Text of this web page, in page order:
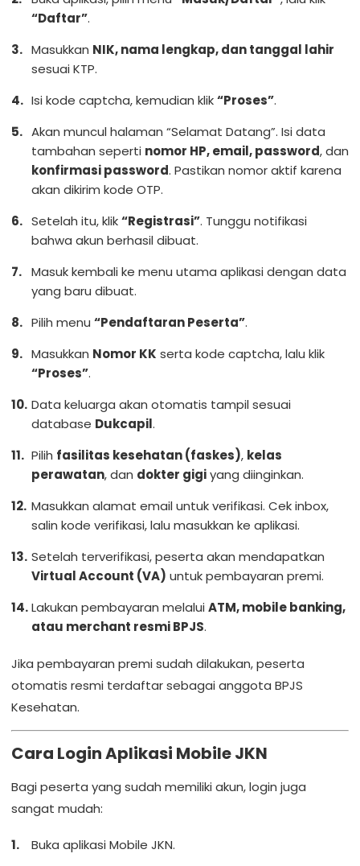
“Daftar”.
Masukkan NIK, nama lengkap, dan tanggal lahir
sesuai KTP.
Isi kode captcha, kemudian klik“Proses”.
Akan muncul halaman “Selamat Datang”. Isi data
tambahan seperti nomor HP, email, password, dan
konfirmasi password. Pastikan nomor aktif karena
akan dikirim kode OTP.
Setelah itu, klik“Registrasi”. Tunggu notifikasi
bahwa akun berhasil dibuat.
Masuk kembali ke menu utama aplikasi dengan data
yang baru dibuat.
Pilih menu “Pendaftaran Peserta”.
Masukkan Nomor KK serta kode captcha, lalu klik
“Proses”.
Data keluarga akan otomatis tampil sesuai
database Dukcapil.
Pilih fasilitas kesehatan (faskes), kelas
perawatan, dan dokter gigiyang diinginkan.
Masukkan alamat email untuk verifikasi. Cek inbox,
salin kode verifikasi, lalu masukkan ke aplikasi.
Setelah terverifikasi, peserta akan mendapatkan
Virtual Account (VA) untuk pembayaran premi.
Lakukan pembayaran melalui ATM, mobile banking,
atau merchant resmi BPJS.
Jika pembayaran premi sudah dilakukan, peserta
otomatis resmi terdaftar sebagai anggota BPJS
Kesehatan.
Cara Login Aplikasi Mobile JKN
Bagi peserta yang sudah memiliki akun, login juga
sangat mudah:
Buka aplikasi Mobile JKN.